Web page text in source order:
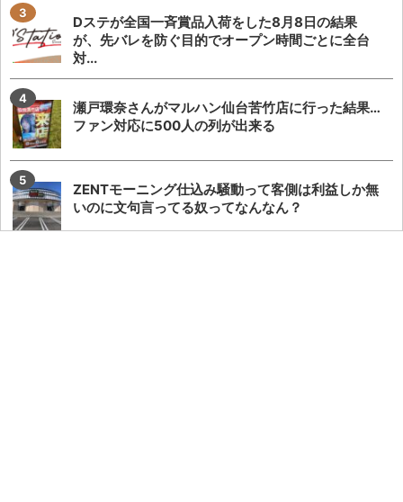
Dステが全国一斉賞品入荷をした8月8日の結果
が、先バレを防ぐ目的でオープン時間ごとに全台
対...
瀬戸環奈さんがマルハン仙台苦竹店に行った結果…
ファン対応に500人の列が出来る
ZENTモーニング仕込み騒動って客側は利益しか無
いのに文句言ってる奴ってなんなん？